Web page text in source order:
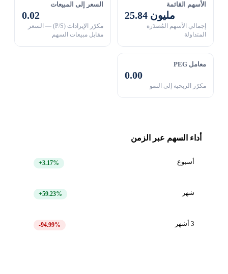
الأسهم القائمة
25.84 مليون
إجمالي الأسهم المُصدَرة
المتداولة
السعر إلى المبيعات
0.02
مكرّر الإيرادات (P/S) — السعر
مقابل مبيعات السهم
معامل PEG
0.00
مكرّر الربحية إلى النمو
أداء السهم عبر الزمن
أسبوع +3.17%
شهر +59.23%
3 أشهر -94.99%